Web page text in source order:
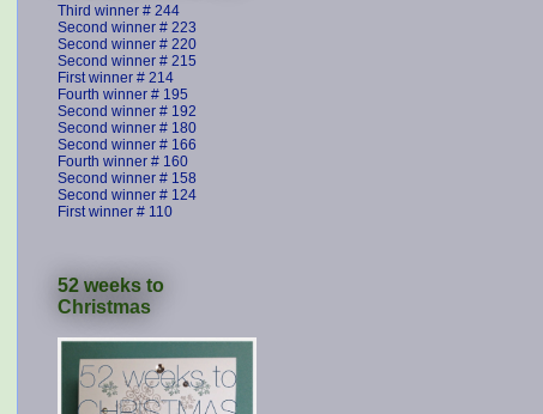
Third winner # 244
Second winner # 223
Second winner # 220
Second winner # 215
First winner # 214
Fourth winner # 195
Second winner # 192
Second winner # 180
Second winner # 166
Fourth winner # 160
Second winner # 158
Second winner # 124
First winner # 110
52 weeks to
Christmas